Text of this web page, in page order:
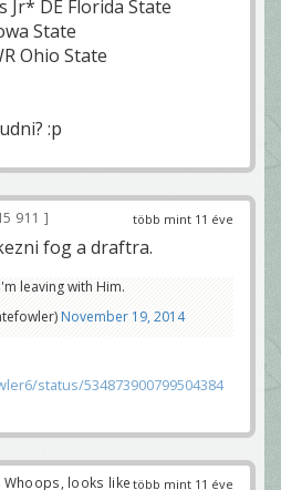
Jr* DE Florida State
State
Ohio State
:p
több mint 11 éve
911
fog a draftra.
leaving with Him.
November 19, 2014
status/534873900799504384
több mint 11 éve
looks like